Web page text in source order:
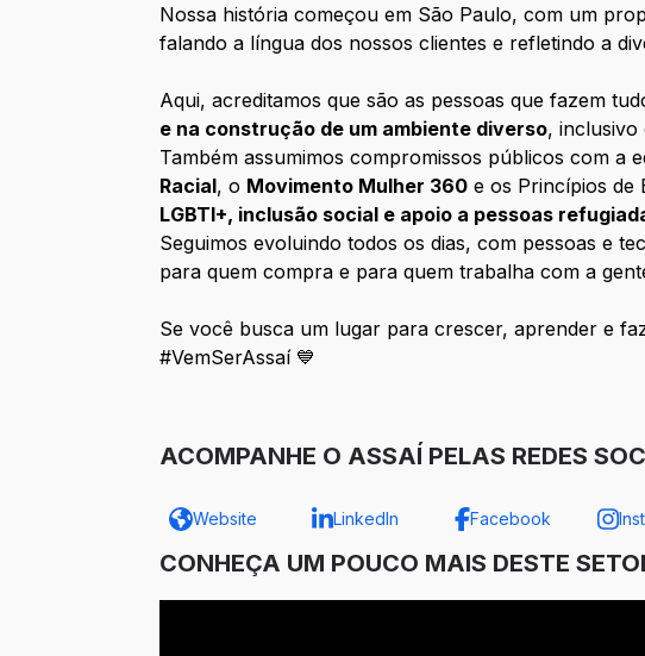
Nossa história começou em São Paulo, com um
falando a língua dos nossos clientes e refletindo a
Aqui, acreditamos que são as pessoas que fazem
e na construção de um ambiente diverso, inclusivo
Também assumimos compromissos públicos com a
Racial, o Movimento Mulher 360 e os Princípios de
LGBTI+, inclusão social e apoio a pessoas
Seguimos evoluindo todos os dias, com pessoas e
para quem compra e para quem trabalha com a
Se você busca um lugar para crescer, aprender e
#VemSerAssaí 💙
ACOMPANHE O ASSAÍ PELAS REDES
Website LinkedIn Facebook
CONHEÇA UM POUCO MAIS DESTE